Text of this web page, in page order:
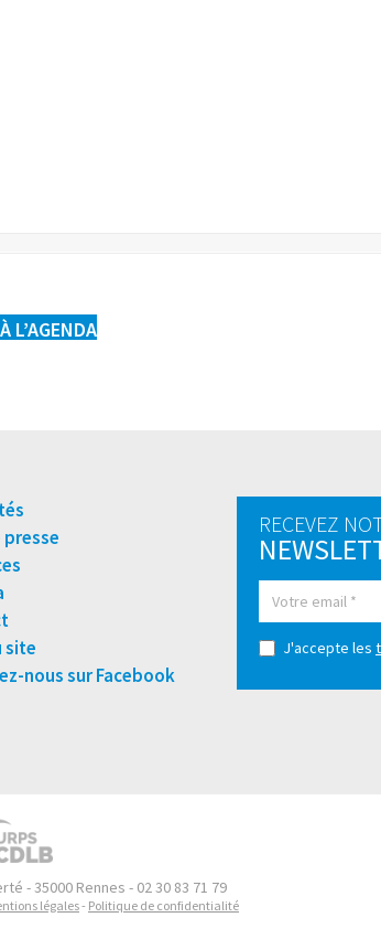
L’AGENDA
presse
site
nous sur Facebook
RECEVEZ
J'accepte les
- 35000 Rennes - 02 30 83 71 79
légales- Politique de confidentialité